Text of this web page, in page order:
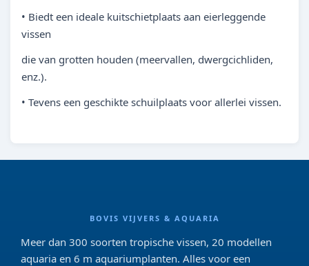
• Biedt een ideale kuitschietplaats aan eierleggende
vissen
die van grotten houden (meervallen, dwergcichliden,
enz.).
• Tevens een geschikte schuilplaats voor allerlei vissen.
BOVIS VIJVERS & AQUARIA
Meer dan 300 soorten tropische vissen, 20 modellen
aquaria en 6 m aquariumplanten. Alles voor een